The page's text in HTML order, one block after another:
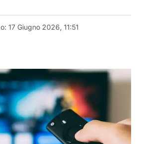
17 Giugno 2026, 11:51